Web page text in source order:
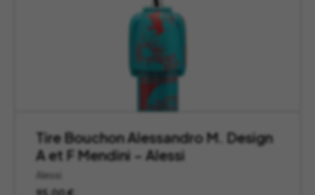
Tire Bouchon Alessandro M. Design
A et F Mendini – Alessi
Alessi